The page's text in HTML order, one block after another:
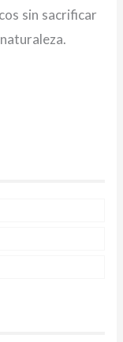
sin sacrificar